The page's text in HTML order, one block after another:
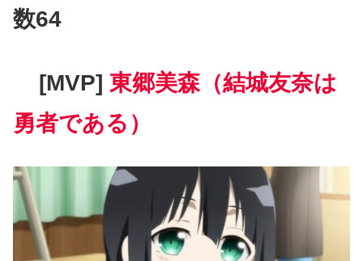
数64
[MVP] 東郷美森（結城友奈は
勇者である）